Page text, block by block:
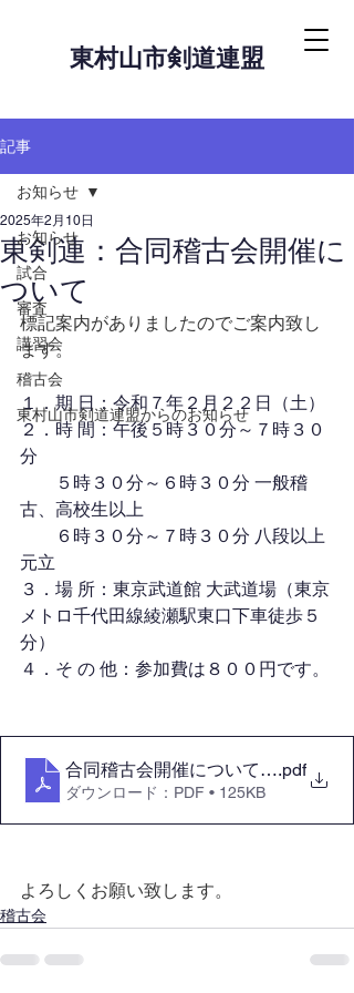
東村山市剣道連盟
記事
お知らせ
試合
審査
講習会
稽古会
東村山市剣道連盟からのお知らせ
お知らせ
東剣連：合同稽古会開催に
ついて
2025年2月10日
標記案内がありましたのでご案内致し
ます。
１．期 日：令和７年２月２２日（土）
２．時 間：午後５時３０分～７時３０
分
５時３０分～６時３０分 一般稽
古、高校生以上
６時３０分～７時３０分 八段以上
元立
３．場 所：東京武道館 大武道場（東京
メトロ千代田線綾瀬駅東口下車徒歩５
分）
４．そ の 他：参加費は８００円です。
合同稽古会開催について2025.02
.pdf
ダウンロード：PDF • 125KB
よろしくお願い致します。
稽古会